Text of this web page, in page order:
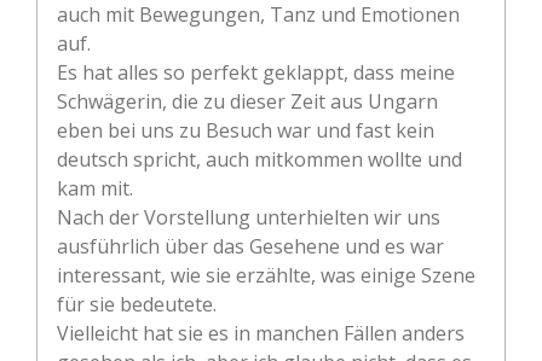
auch mit Bewegungen, Tanz und Emotionen
auf.
Es hat alles so perfekt geklappt, dass meine
Schwägerin, die zu dieser Zeit aus Ungarn
eben bei uns zu Besuch war und fast kein
deutsch spricht, auch mitkommen wollte und
kam mit.
Nach der Vorstellung unterhielten wir uns
ausführlich über das Gesehene und es war
interessant, wie sie erzählte, was einige Szene
für sie bedeutete.
Vielleicht hat sie es in manchen Fällen anders